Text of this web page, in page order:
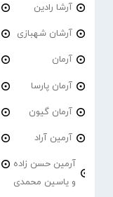
آرشا رادین
آرشان شهبازی
آرمان
آرمان پارسا
آرمان گیون
آرمین آراد
آرمین حسن زاده
و یاسین محمدی